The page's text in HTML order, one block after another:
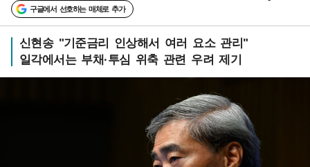
구글에서 선호하는 매체로 추가
신현송 "기준금리 인상해서 여러 요소 관리"
일각에서는 부채·투심 위축 관련 우려 제기